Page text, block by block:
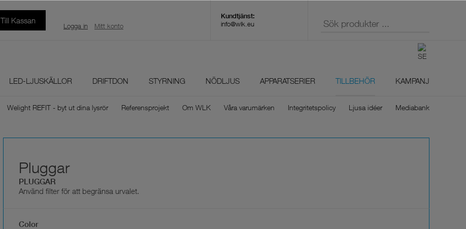
info@wlk.eu
Till Kassan
Logga in Mitt konto
LED-LJUSKÄLLOR DRIFTDON STYRNING NÖDLJUS APPARATSERIER TILLBEHÖR KAMPANJ
Welight REFIT - byt ut dina lysrör Referensprojekt Om WLK Våra varumärken Integritetspolicy Ljusa idéer Mediabank
Pluggar
PLUGGAR
Använd filter för att begränsa urvalet.
Color